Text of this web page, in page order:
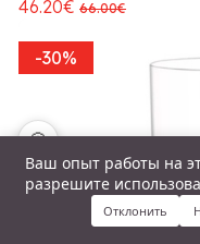
Меню
46.20€ 66.00€
-30%
Ваш опыт работы на
разрешите
Отклонить
🍪